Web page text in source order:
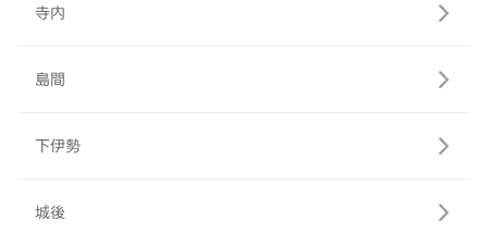
寺内
島間
下伊勢
城後